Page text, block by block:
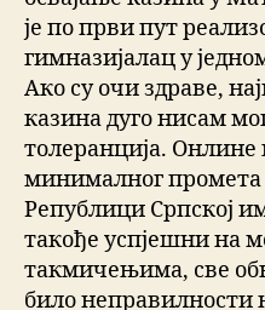
је по први пут
гимназијалац у
Ако су очи здраве,
казина дуго нисам
толеранција. Онлине
минималног промета
Републици Српској
такође успјешни на
такмичењима, све
било